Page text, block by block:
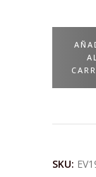
SKU: